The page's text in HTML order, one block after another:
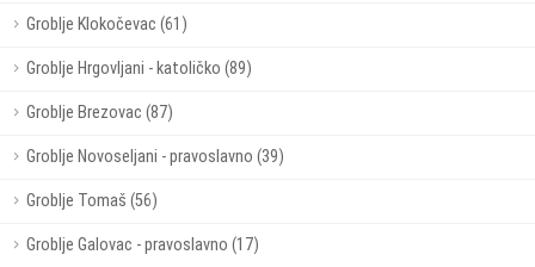
Groblje Klokočevac (61)
Groblje Hrgovljani - katoličko (89)
Groblje Brezovac (87)
Groblje Novoseljani - pravoslavno (39)
Groblje Tomaš (56)
Groblje Galovac - pravoslavno (17)